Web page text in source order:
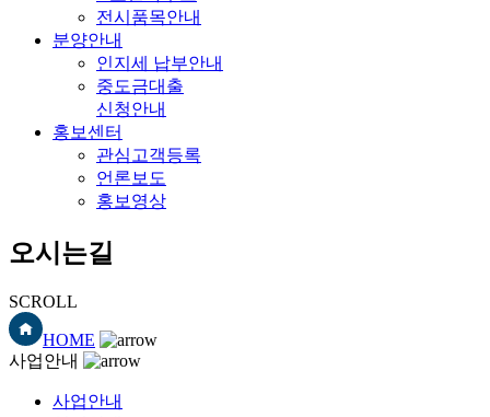
전시품목안내
분양안내
인지세 납부안내
중도금대출
신청안내
홍보센터
관심고객등록
언론보도
홍보영상
오시는길
SCROLL
HOME
사업안내
사업안내